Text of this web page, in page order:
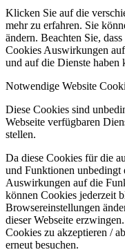
Klicken Sie auf die
mehr zu erfahren. Sie
ändern. Beachten Sie,
Cookies Auswirkungen
und auf die Dienste haben
Notwendige Website
Diese Cookies sind
Webseite verfügbaren
stellen.
Da diese Cookies für die
und Funktionen
Auswirkungen auf die
können Cookies jederzeit
Browsereinstellungen
dieser Webseite
Cookies zu akzeptieren /
erneut besuchen.